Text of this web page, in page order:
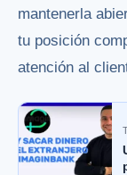
mantenerla
tu posición
atención al